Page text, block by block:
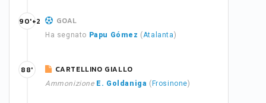
GOAL
Ha segnato Papu Gómez (Atalanta)
90'+2
CARTELLINO GIALLO
Ammonizione E. Goldaniga ( Frosinone)
88'